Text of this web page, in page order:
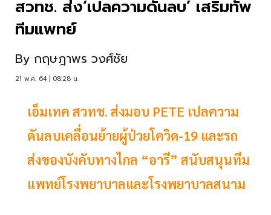
สวทช. ส่ง‘เปลความดันลบ’ เสริมทัพ
ทีมแพทย์
By กฤษฎาพร วงศ์ชัย
21 พ.ค. 64 | 08:28 น.
เอ็มเทค สวทช. ส่งมอบ PETE เปลความ
ดันลบเคลื่อนย้ายผู้ป่วยโควิด-19 และรถ
ส่งของบังคับทางไกล “อารี” สนับสนุนทีม
แพทย์โรงพยาบาลและโรงพยาบาลสนาม